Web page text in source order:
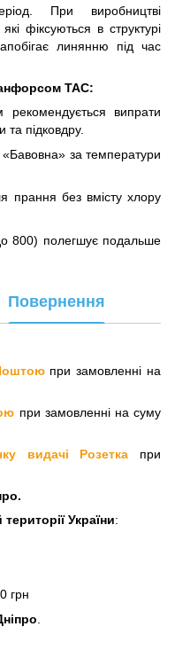
При виробництві
фіксуються в структурі
линянню під час
TAC:
випрати
підковдру.
за температури
прання без вмісту хлору
800) полегшує подальше
Повернення
при замовленні на
при замовленні на суму
видачі Розетка
при
України:
грн